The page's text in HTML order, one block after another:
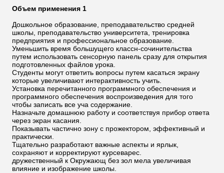
Объем применения 1
Дошкольное образование, преподавательство средней
школы, преподавательство университета, тренировка
предприятия и профессиональное образование.
Уменьшить время большущего классн-сочинительства
путем использовать сенсорную панель сразу для открытия
подготовленных файлов урока.
Студенты могут ответить вопросы путем касаться экрану
которые увеличивают интерактивность учить.
Установка перечитанного программного обеспечения и
программного обеспечения воспроизведения для того
чтобы записать все уча содержание.
Назначьте домашнюю работу и соответствуя прибор ответа
через экран касания.
Показывать частично зону с прожектором, эффективный и
практически.
Тщательно разработают важные аспекты и ярлык,
сохраняют и корректируют курсеварес.
дружественный к Окружающ без зол мела увеличивая
влияние и изображение школы.